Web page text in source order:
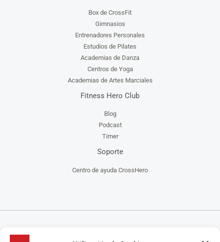
Box de CrossFit
Gimnasios
Entrenadores Personales
Estudios de Pilates
Academias de Danza
Centros de Yoga
Academias de Artes Marciales
Fitness Hero Club
Blog
Podcast
Timer
Soporte
Centro de ayuda CrossHero
CrossHero es un software y app todo en uno, para la gestión de gimnasios, centros de